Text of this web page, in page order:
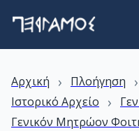
Αρχική › Πλοήγηση ›
Ιστορικό Αρχείο ›
Γενικόν Μητρώον